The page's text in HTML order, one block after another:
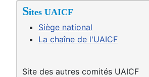
Sites UAICF
Siège national
La chaîne de l'UAICF
Site des autres comités UAICF